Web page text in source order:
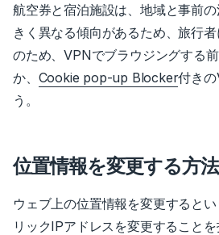
航空券と宿泊施設は、地域と事前
きく異なる傾向があるため、旅行者
のため、VPNでブラウジングする
か、 Cookie pop-up Blocker付き
う。
位置情報を変更する方法
ウェブ上の位置情報を変更すると
リックIPアドレスを変更すること